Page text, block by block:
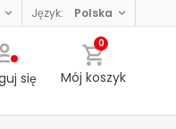
język: polska
się
0
Mój koszyk